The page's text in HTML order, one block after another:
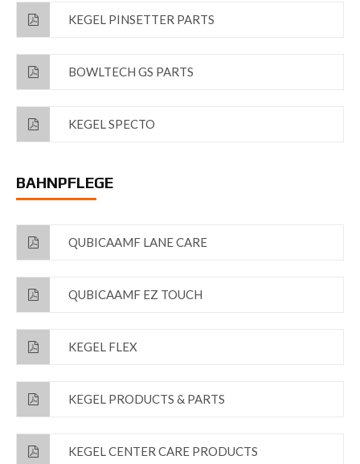
KEGEL PINSETTER PARTS
BOWLTECH GS PARTS
KEGEL SPECTO
BAHNPFLEGE
QUBICAAMF LANE CARE
QUBICAAMF EZ TOUCH
KEGEL FLEX
KEGEL PRODUCTS & PARTS
KEGEL CENTER CARE PRODUCTS